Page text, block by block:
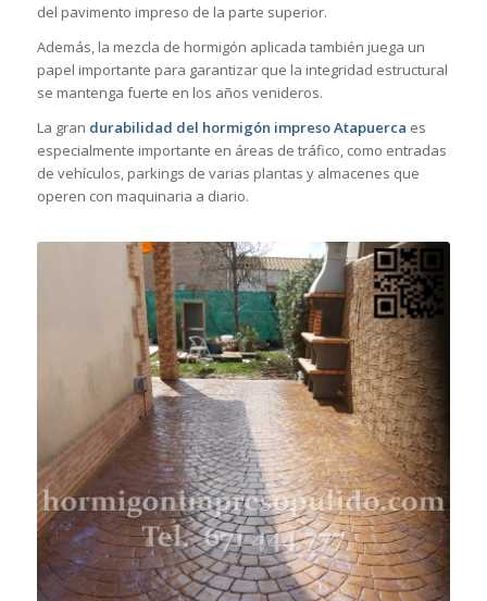
del pavimento impreso de la parte superior.
Además, la mezcla de hormigón aplicada también juega un
papel importante para garantizar que la integridad estructural
se mantenga fuerte en los años venideros.
La gran durabilidad del hormigón impreso Atapuerca es
especialmente importante en áreas de tráfico, como entradas
de vehículos, parkings de varias plantas y almacenes que
operen con maquinaria a diario.